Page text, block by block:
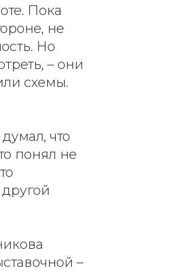
Пока
не
Но
– они
схемы.
что
понял не
–